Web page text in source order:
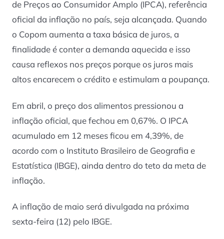
de Preços ao Consumidor Amplo (IPCA), referência
oficial da inflação no país, seja alcançada. Quando
o Copom aumenta a taxa básica de juros, a
finalidade é conter a demanda aquecida e isso
causa reflexos nos preços porque os juros mais
altos encarecem o crédito e estimulam a poupança.
Em abril, o preço dos alimentos pressionou a
inflação oficial, que fechou em 0,67%. O IPCA
acumulado em 12 meses ficou em 4,39%, de
acordo com o Instituto Brasileiro de Geografia e
Estatística (IBGE), ainda dentro do teto da meta de
inflação.
A inflação de maio será divulgada na próxima
sexta-feira (12) pelo IBGE.